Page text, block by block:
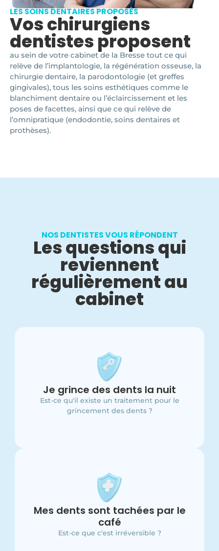
LES SOINS DENTAIRES PROPOSÉS
Vos chirurgiens
dentistes proposent
au sein de votre cabinet de la Bresse tout ce qui
relève de l’implantologie, la régénération osseuse, la
chirurgie dentaire, la parodontologie (et greffes
gingivales), tous les soins esthétiques comme le
blanchiment dentaire ou l’éclaircissement et les
poses de facettes, ainsi que ce qui relève de
l’omnipratique (endodontie, soins dentaires et
prothèses).
NOS DENTISTES VOUS RÉPONDENT
Les questions qui
reviennent
régulièrement au
cabinet
Je grince des dents la nuit
Est-ce qu'il existe un traitement pour le
grincement des dents ?
Oui bien-sûr
Cette maladie dentaire s'appelle le Bruxisme et
il existe plusieurs traitements pour réduire ce
trouble dentaire en fonction de votre dentition.
Mes dents sont tachées par le
café
Est-ce que c'est irréversible ?
Non, ce n'est pas irréversible
Nous avons de nombreuses solutions pour les
taches sur vos dents, détartrage,
éclaircissement, blanchiment.